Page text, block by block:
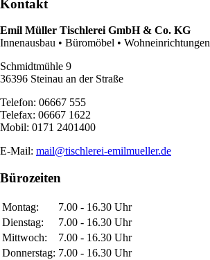
Kontakt
Emil Müller Tischlerei GmbH & Co. KG
Innenausbau • Büromöbel • Wohneinrichtungen
Schmidtmühle 9
36396 Steinau an der Straße
Telefon: 06667 555
Telefax: 06667 1622
Mobil: 0171 2401400
E-Mail: mail@tischlerei-emilmueller.de
Bürozeiten
Montag:
7.00 - 16.30 Uhr
Dienstag:
7.00 - 16.30 Uhr
Mittwoch:
7.00 - 16.30 Uhr
Donnerstag: 7.00 - 16.30 Uhr